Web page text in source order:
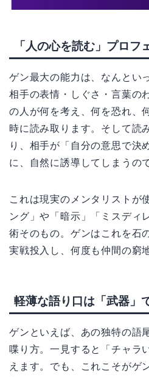
「人の心を読む」プロフ
ゲン最大の能力は、なんとい
相手の表情・しぐさ・言葉の
の人が何を考え、何を恐れ、
時に読み取ります。そして読
り、相手が「自分の意思で決
に、自然に誘導してしまうの
これは現実のメンタリストが
ング」や「暗示」「ミスディ
術そのもの。ゲンはこれを石
実戦投入し、何度も仲間の窮
軽薄な語り口は「武器」
ゲンといえば、あの独特の語
喋り方。一見すると「チャラ
えます。でも、これこそがゲ